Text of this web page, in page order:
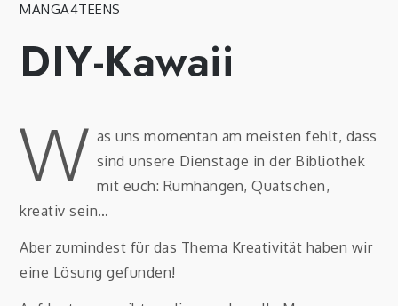
MANGA4TEENS
DIY-Kawaii
W as uns momentan am meisten fehlt, dass
sind unsere Dienstage in der Bibliothek
mit euch: Rumhängen, Quatschen,
kreativ sein…
Aber zumindest für das Thema Kreativität haben wir
eine Lösung gefunden!